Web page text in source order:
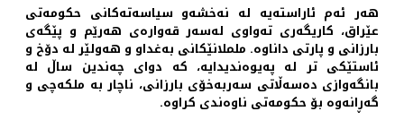
هەر ئەم ئاراستەیە لە نەخشەو سیاسەتەکانی حکومەتی
عێراق، کاریگەری تەواوی لەسەر قەوارەی هەرێم و پێگەی
بارزانی و پارتی داناوە. ململانێکانی بەغداو و هەولێر لە دۆخ و
ئاستێکی تر لە پەیوەندیدایە، کە دوای چەندین ساڵ لە
بانگەوازی دەسەڵاتی سەربەخۆی بارزانی، ناچار بە ملکەچی و
گەڕانەوە بۆ حکومەتی ناوەندی کراوە.